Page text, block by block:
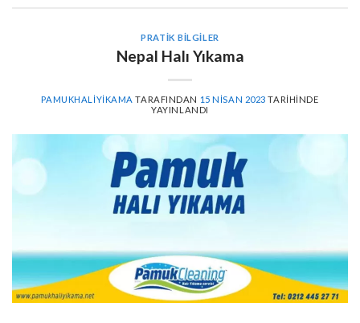
PRATIK BILGILER
Nepal Halı Yıkama
PAMUKHALIYIKAMA TARAFINDAN 15 NISAN 2023 TARIHINDE
YAYINLANDI